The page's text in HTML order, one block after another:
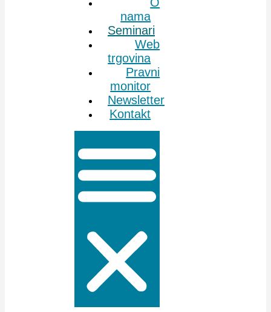
nama
Seminari
Web
trgovina
Pravni
monitor
Newsletter
Kontakt